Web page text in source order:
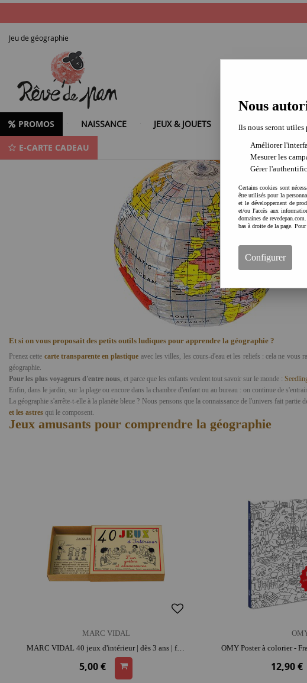
Jeu de géographie
PROMOS NAISSANCE JEUX & JOUETS LOISIRS CREATIFS
E-CARTE CADEAU
Consolider les connaissances en géographie
Et si on vous proposait des petits outils ludiques pour apprendre la géographie ?
Prenez cette carte transparente en plastique avec les villes, les cours-d'eau et les reliefs : cela ne vous
géographie.
Pour les plus voyageurs d'entre nous , et parce que les enfants veulent tout savoir sur le monde :
Enfin, dans le jardin, sur la plage ou encore dans la chambre d'enfant ou au bureau : on continue de
La géographie s'arrête-t-elle à la planète bleue ? Nous pensons que la connaissance de l'univers fait
et les astres qui le composent.
Jeux amusants pour comprendre la géographie
MARC VIDAL
MARC VIDAL 40 jeux d'intérieur | dès 3 ans | format poche | moment convivial | esprit d'équipe
5,00 € 12,90 €
Nous
Ils nous seront utiles
Améliorer
Mesurer les
Gérer
Certains cookies sont
être utilisés pour la
et le développement de
et/ou l'accès aux
domaines de
bas à droite de la page.
Configurer